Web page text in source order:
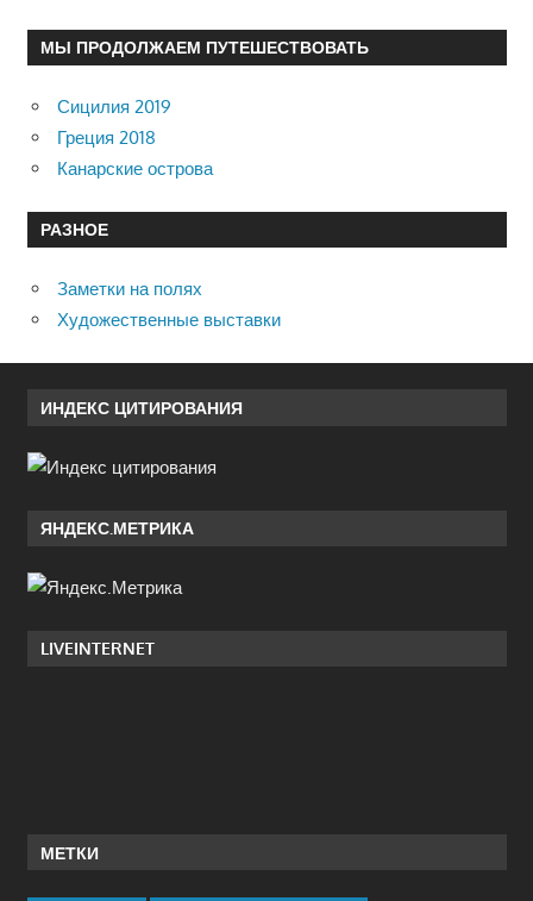
МЫ ПРОДОЛЖАЕМ ПУТЕШЕСТВОВАТЬ
Сицилия 2019
Греция 2018
Канарские острова
РАЗНОЕ
Заметки на полях
Художественные выставки
ИНДЕКС ЦИТИРОВАНИЯ
ЯНДЕКС.МЕТРИКА
LIVEINTERNET
МЕТКИ